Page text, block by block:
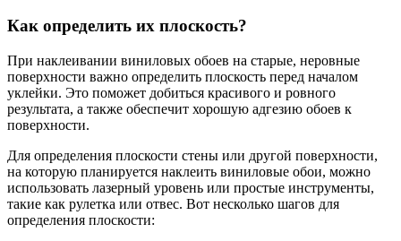
Как определить их плоскость?
При наклеивании виниловых обоев на старые, неровные
поверхности важно определить плоскость перед началом
уклейки. Это поможет добиться красивого и ровного
результата, а также обеспечит хорошую адгезию обоев к
поверхности.
Для определения плоскости стены или другой поверхности,
на которую планируется наклеить виниловые обои, можно
использовать лазерный уровень или простые инструменты,
такие как рулетка или отвес. Вот несколько шагов для
определения плоскости: